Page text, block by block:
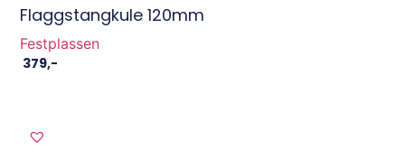
Flaggstangkule 120mm
Festplassen
379,-